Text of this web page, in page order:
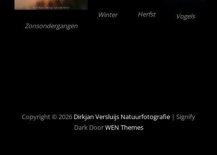
Zonsondergangen
Winter Herfst Vogels
Copyright © 2026 Dirkjan Versluijs Natuurfotografie | Signify
Dark DoorWEN Themes